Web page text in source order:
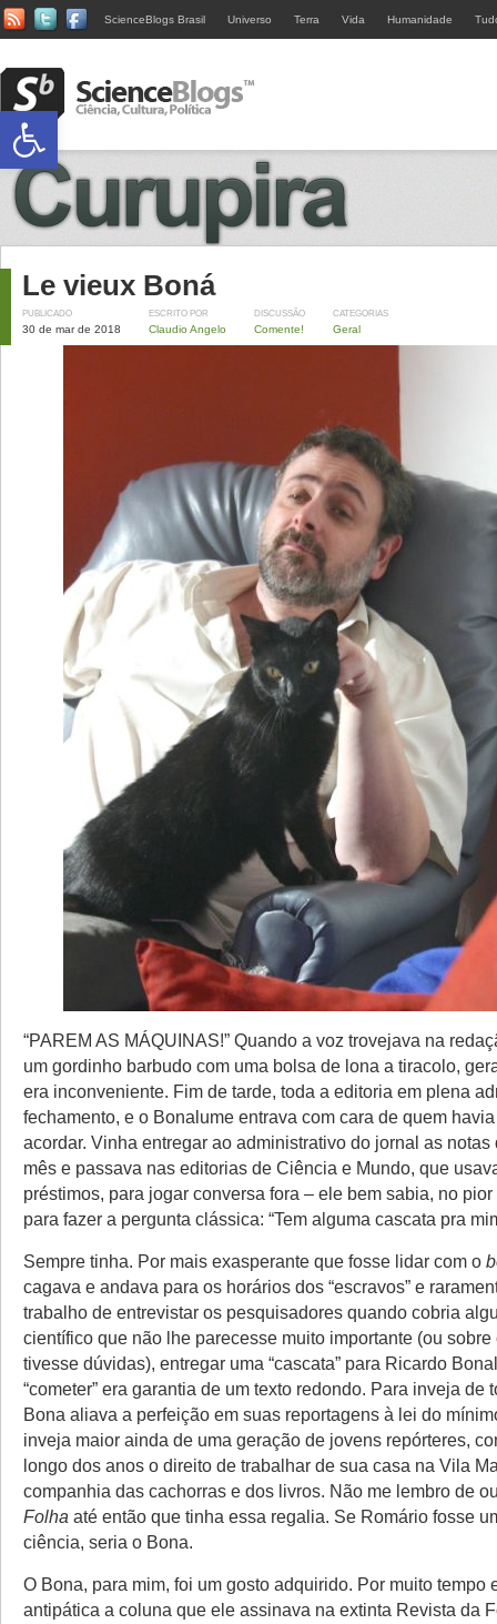
ScienceBlogs Brasil Universo Terra Vida Humanidade
Le vieux Boná
PUBLICADO
30 de mar de 2018
ESCRITO POR
Claudio Angelo
DISCUSSÃO
Comente!
CATEGORIAS
Geral
“PAREM AS MÁQUINAS!” Quando a voz trovejava na
um gordinho barbudo com uma bolsa de lona a tiracolo,
era inconveniente. Fim de tarde, toda a editoria em plena
fechamento, e o Bonalume entrava com cara de quem
acordar. Vinha entregar ao administrativo do jornal as notas
mês e passava nas editorias de Ciência e Mundo, que
préstimos, para jogar conversa fora – ele bem sabia, no
para fazer a pergunta clássica: “Tem alguma cascata pra
Sempre tinha. Por mais exasperante que fosse lidar com o
cagava e andava para os horários dos “escravos” e
trabalho de entrevistar os pesquisadores quando cobria
científico que não lhe parecesse muito importante (ou
tivesse dúvidas), entregar uma “cascata” para Ricardo
“cometer” era garantia de um texto redondo. Para inveja de
Bona aliava a perfeição em suas reportagens à lei do
inveja maior ainda de uma geração de jovens repórteres,
longo dos anos o direito de trabalhar de sua casa na Vila
companhia das cachorras e dos livros. Não me lembro de
Folha até então que tinha essa regalia. Se Romário fosse
ciência, seria o Bona.
O Bona, para mim, foi um gosto adquirido. Por muito tempo
antipática a coluna que ele assinava na extinta Revista da
Abrir a barra de ferramentas